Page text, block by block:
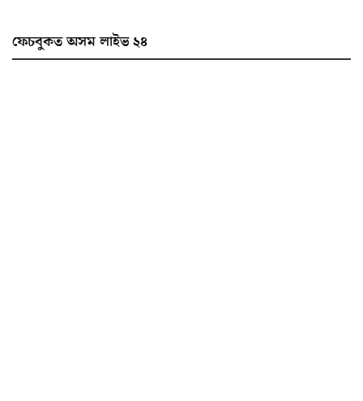
ফেচবুকত অসম লাইভ ২৪